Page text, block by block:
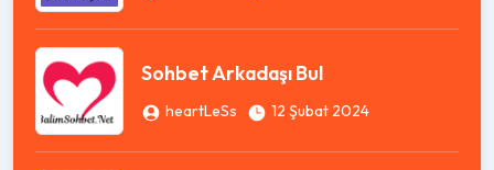
Sohbet Arkadaşı Bul
heartLeSs 12 Şubat 2024